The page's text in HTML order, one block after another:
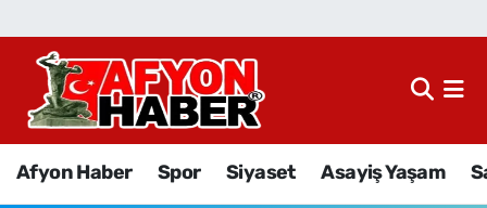
Afyon Haber Spor Siyaset Asayiş Yaşam
Afyon Haber